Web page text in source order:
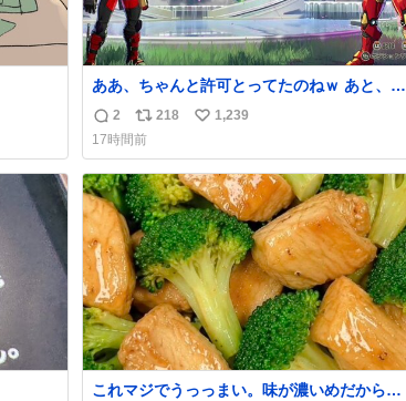
ああ、ちゃんと許可とってたのねｗ あと、マ
ジで『そして時は動き出す』って言ってて草
オブ草
返
信
数
2
リ
ポ
ス
ト
数
218
い
ね
数
1,239
17時間前
これマジでうっっまい。味が濃いめだから満